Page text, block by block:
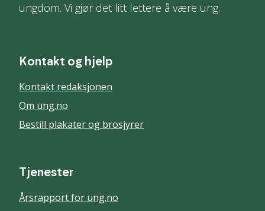
ungdom. Vi gjør det litt lettere å være ung.
Kontakt og hjelp
Kontakt redaksjonen
Om ung.no
Bestill plakater og brosjyrer
Tjenester
Årsrapport for ung.no